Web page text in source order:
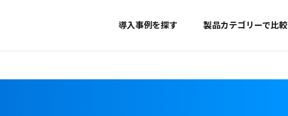
導入事例を探す 製品カテゴリーで比較